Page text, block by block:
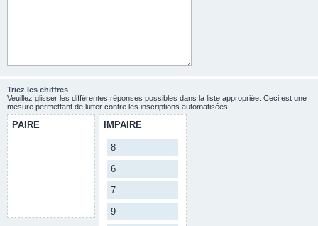
Triez les chiffres
Veuillez glisser les différentes réponses possibles dans la liste appropriée. Ceci est une
mesure permettant de lutter contre les inscriptions automatisées.
PAIRE IMPAIRE
8
6
7
9